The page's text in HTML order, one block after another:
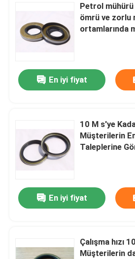
Petrol mühürü
ömrü ve zorlu
ortamlarında
En iyi fiyat
10 M s'ye
Müşterilerin
Taleplerine
En iyi fiyat
Çalışma hızı
Müşterilerin